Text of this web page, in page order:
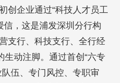
创企业通过“科技人才员工
信，这是浦发深圳分行构
支行、科技支行、全行经
生动注脚。通过首创“六专
伍、专门风控、专职审